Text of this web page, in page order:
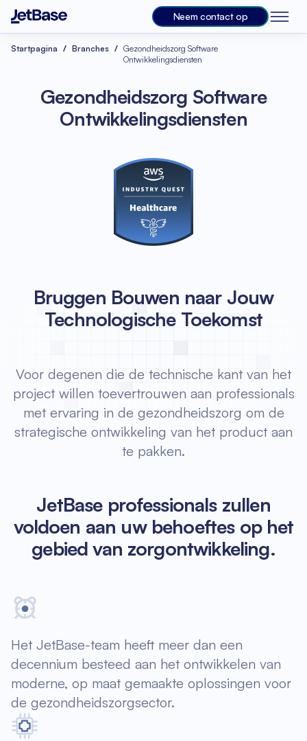
Neem contact op
Startpagina Branches
Gezondheidszorg Software
Ontwikkelingsdiensten
Gezondheidszorg Software
Ontwikkelingsdiensten
Bruggen Bouwen naar Jouw
Technologische Toekomst
Voor degenen die de technische kant van het
project willen toevertrouwen aan professionals
met ervaring in de gezondheidszorg om de
strategische ontwikkeling van het product aan
te pakken.
JetBase professionals zullen
voldoen aan uw behoeftes op het
gebied van zorgontwikkeling.
Het JetBase-team heeft meer dan een
decennium besteed aan het ontwikkelen van
moderne, op maat gemaakte oplossingen voor
de gezondheidszorgsector.